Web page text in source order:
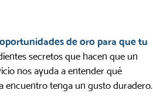
oportunidades de oro para que tu
secretos que hacen que un
nos ayuda a entender qué
encuentro tenga un gusto duradero.